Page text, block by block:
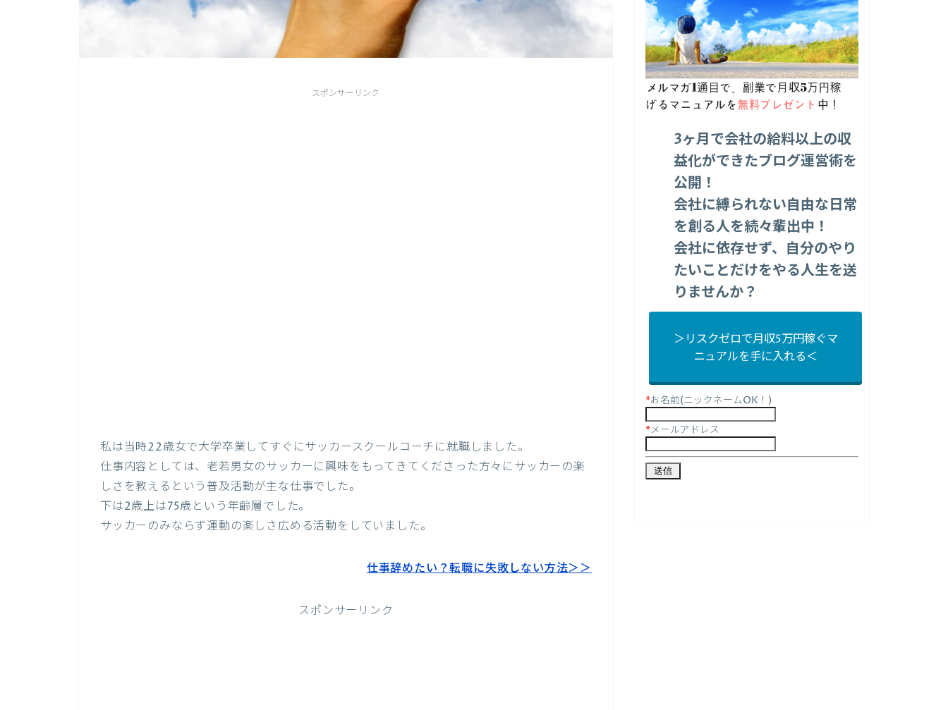
スポンサーリンク
私は当時22歳女で大学卒業してすぐにサッカースクールコーチに就職しました。
仕事内容としては、老若男女のサッカーに興味をもってきてくださった方々にサッカーの楽
しさを教えるという普及活動が主な仕事でした。
下は2歳上は75歳という年齢層でした。
サッカーのみならず運動の楽しさ広める活動をしていました。
仕事辞めたい？転職に失敗しない方法＞＞
スポンサーリンク
3ヶ月で会社の給料以上の収
益化ができたブログ運営術を
公開！
会社に縛られない自由な日常
を創る人を続々輩出中！
会社に依存せず、自分のやり
たいことだけをやる人生を送
りませんか？
＞リスクゼロで月収5万円稼ぐマ
ニュアルを手に入れる＜
*お名前(ニックネームOK！)
*メールアドレス